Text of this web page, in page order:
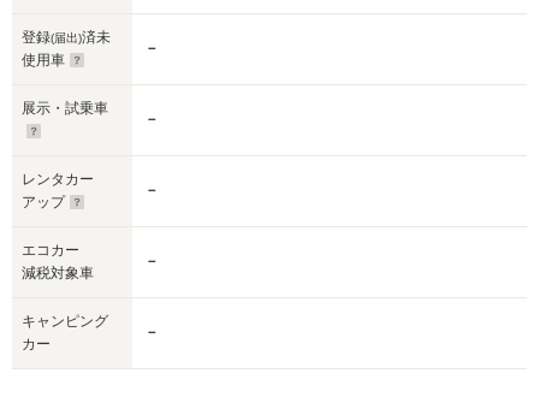
登録(届出)済未
使用車
－
展示・試乗車
－
レンタカー
アップ
－
エコカー
減税対象車
－
キャンピング
カー
－